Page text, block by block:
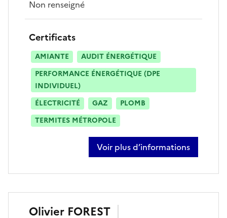
Non renseigné
Certificats
AMIANTE
AUDIT ÉNERGÉTIQUE
PERFORMANCE ÉNERGÉTIQUE (DPE
INDIVIDUEL)
ÉLECTRICITÉ
GAZ
PLOMB
TERMITES MÉTROPOLE
Voir plus d’informations
sur eric boutellier
Olivier FOREST